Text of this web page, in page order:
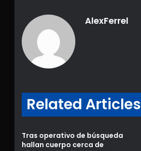
AlexFerrel
Related Articles
Tras operativo de búsqueda
hallan cuerpo cerca de